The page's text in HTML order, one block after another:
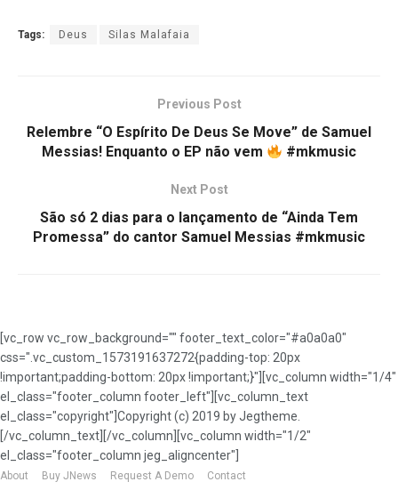
Tags: Deus Silas Malafaia
Previous Post
Relembre “O Espírito De Deus Se Move” de Samuel
Messias! Enquanto o EP não vem
#mkmusic
Next Post
São só 2 dias para o lançamento de “Ainda Tem
Promessa” do cantor Samuel Messias #mkmusic
[vc_row vc_row_background="" footer_text_color="#a0a0a0"
css=".vc_custom_1573191637272{padding-top: 20px
!important;padding-bottom: 20px !important;}"][vc_column width="1/4"
el_class="footer_column footer_left"][vc_column_text
el_class="copyright"]Copyright (c) 2019 by Jegtheme.
[/vc_column_text][/vc_column][vc_column width="1/2"
el_class="footer_column jeg_aligncenter"]
About Buy JNews Request A Demo Contact